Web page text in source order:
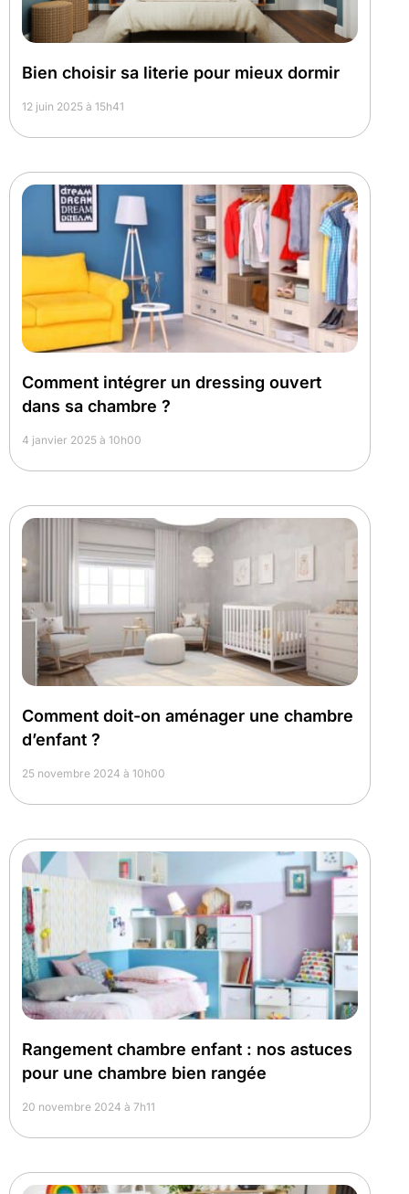
Bien choisir sa literie pour mieux dormir
12 juin 2025 à 15h41
Comment intégrer un dressing ouvert
dans sa chambre ?
4 janvier 2025 à 10h00
Comment doit-on aménager une chambre
d’enfant ?
25 novembre 2024 à 10h00
Rangement chambre enfant : nos astuces
pour une chambre bien rangée
20 novembre 2024 à 7h11